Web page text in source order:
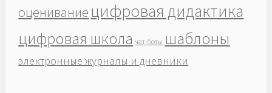
оценивание цифровая дидактика
цифровая школа чат-боты шаблоны
электронные журналы и дневники